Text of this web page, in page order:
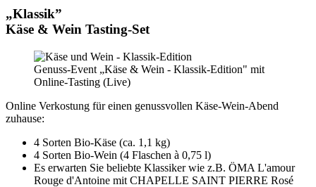
„Klassik”
Käse & Wein Tasting-Set
Genuss-Event „Käse & Wein - Klassik-Edition" mit
Online-Tasting (Live)
Online Verkostung für einen genussvollen Käse-Wein-Abend
zuhause:
4 Sorten Bio-Käse (ca. 1,1 kg)
4 Sorten Bio-Wein (4 Flaschen à 0,75 l)
Es erwarten Sie beliebte Klassiker wie z.B. ÖMA L'amour
Rouge d'Antoine mit CHAPELLE SAINT PIERRE Rosé